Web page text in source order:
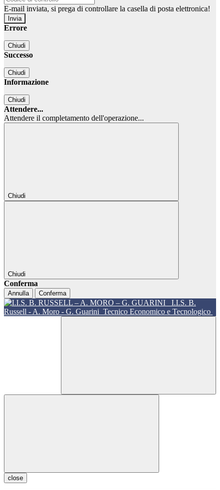
E-mail inviata, si prega di controllare la casella di posta elettronica!
Errore
Chiudi
Successo
Chiudi
Informazione
Chiudi
Attendere...
Attendere il completamento dell'operazione...
Chiudi
Chiudi
Conferma
Annulla Conferma
I.I.S. B.
Russell - A. Moro - G. Guarini Tecnico Economico e Tecnologico
close